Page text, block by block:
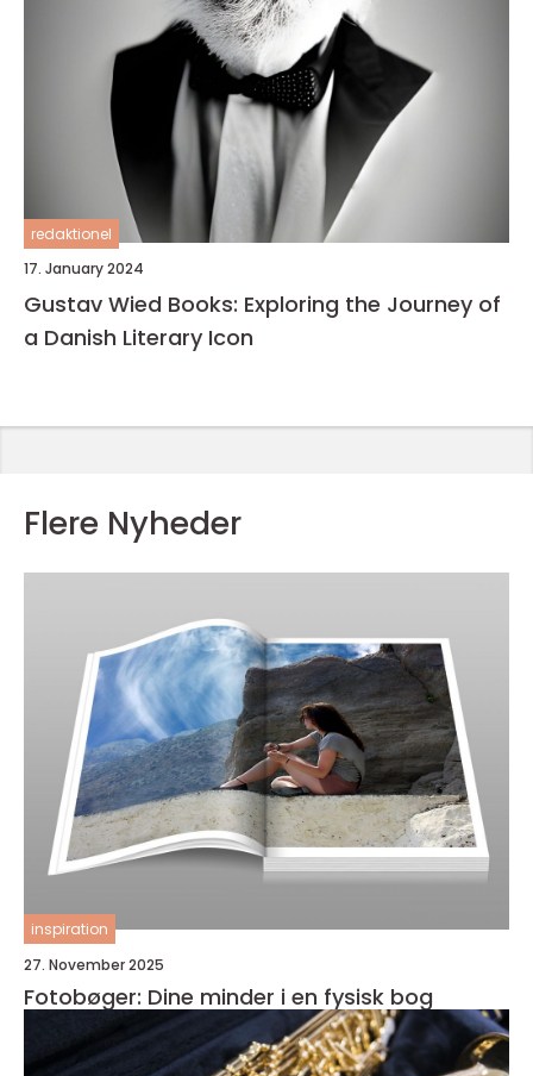
redaktionel
17. January 2024
Gustav Wied Books: Exploring the Journey of
a Danish Literary Icon
Flere Nyheder
inspiration
27. November 2025
Fotobøger: Dine minder i en fysisk bog